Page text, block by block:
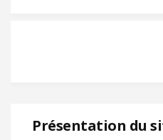
Présentation du